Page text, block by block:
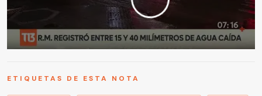
ETIQUETAS DE ESTA NOTA